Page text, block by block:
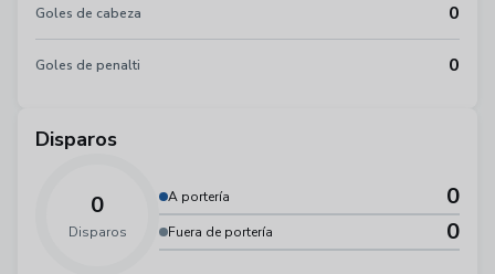
Goles de cabeza
0
Goles de penalti 0
Disparos
0
Disparos
A portería 0
Fuera de portería 0